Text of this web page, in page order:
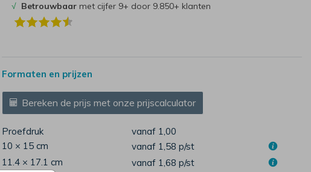
√ Betrouwbaarmet cijfer 9+ door 9.850+ klanten
Formaten en prijzen
Bereken de prijs met onze prijscalculator
Proefdruk
vanaf 1,00
10 × 15 cm
vanaf 1,58 p/st
11.4 × 17.1 cm
vanaf 1,68 p/st